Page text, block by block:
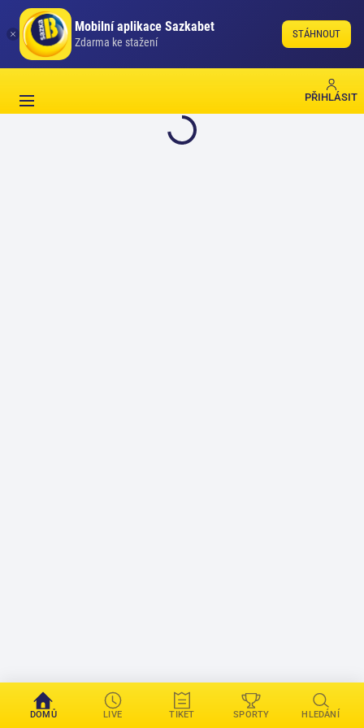
Mobilní aplikace Sazkabet
Zdarma ke stažení
STÁHNOUT
PŘIHLÁSIT
DOMŮ LIVE TIKET SPORTY HLEDÁNÍ